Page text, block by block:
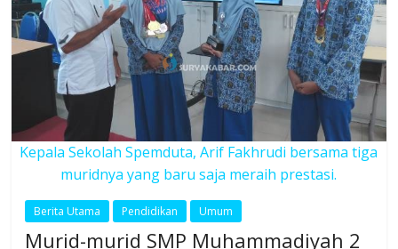
Kepala Sekolah Spemduta, Arif Fakhrudi bersama tiga
muridnya yang baru saja meraih prestasi.
Berita Utama Pendidikan Umum
Murid-murid SMP Muhammadiyah 2